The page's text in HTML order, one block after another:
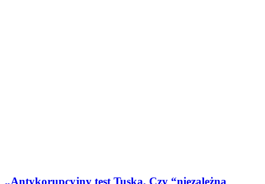
„Antykorupcyjny test Tuska. Czy “niezależna